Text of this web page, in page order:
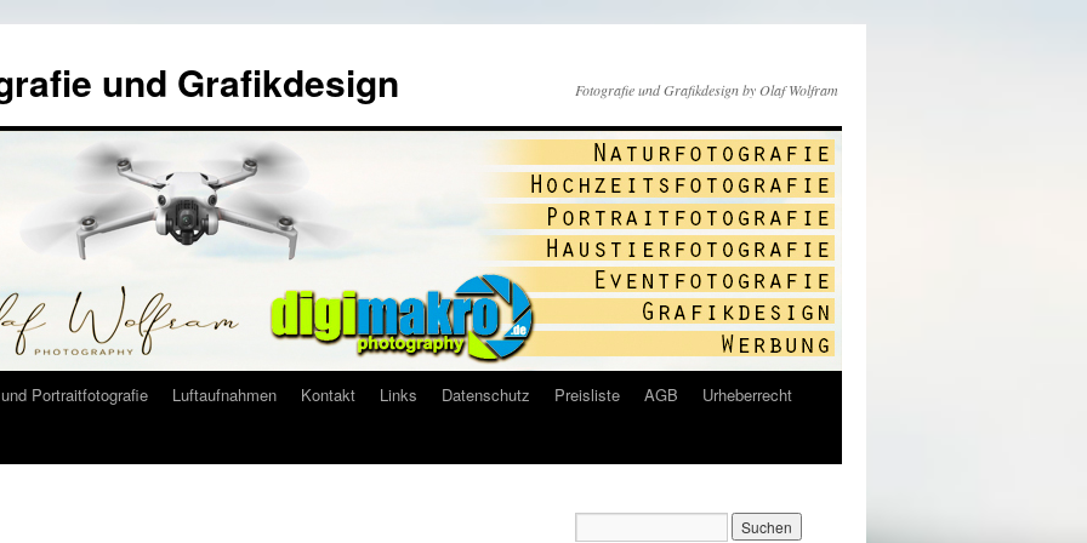
und Grafikdesign Fotografie und Grafikdesign by Olaf Wolfram
Portraitfotografie Luftaufnahmen Kontakt Links Datenschutz Preisliste AGB
Urheberrecht